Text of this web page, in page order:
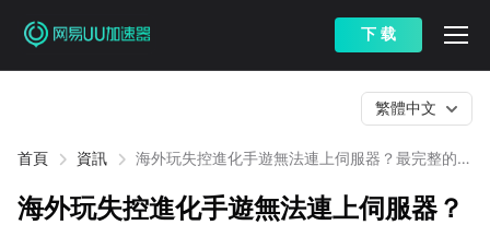
下 载
首頁 資訊
海外玩失控進化手遊無法連上伺服器？最完整的解
繁體中文
海外玩失控進化手遊無法連上伺服器？